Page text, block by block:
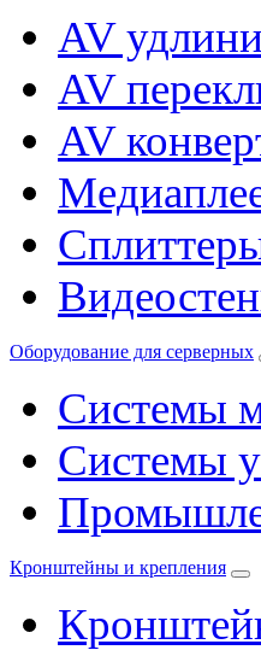
AV
AV
AV
Оборудование для серверных
Системы
Системы
Кронштейны и крепления